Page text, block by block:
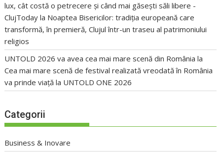
lux, cât costă o petrecere și când mai găsești săli libere -
ClujToday la Noaptea Bisericilor: tradiția europeană care
transformă, în premieră, Clujul într-un traseu al patrimoniului
religios
UNTOLD 2026 va avea cea mai mare scenă din România la
Cea mai mare scenă de festival realizată vreodată în România
va prinde viață la UNTOLD ONE 2026
Categorii
Business & Inovare